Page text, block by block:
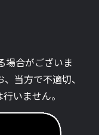
場合がございま
当方で不適切、
いません。